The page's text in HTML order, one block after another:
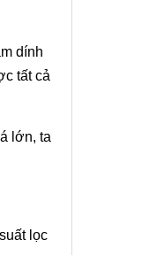
dính
tất cả
lớn, ta
lọc